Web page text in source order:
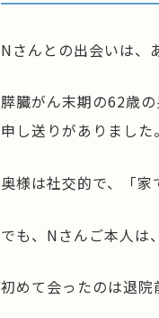
Nさんとの出会いは、
膵臓がん末期の62歳
申し送りがありました
奥様は社交的で、「
でも、Nさんご本人は
初めて会ったのは退